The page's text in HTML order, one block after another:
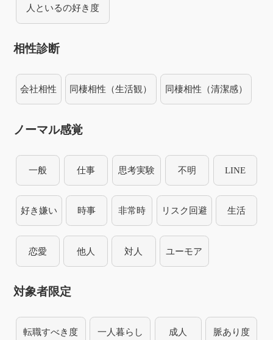
人といるの好き度
相性診断
会社相性 同棲相性（生活観） 同棲相性（清潔感）
ノーマル感覚
一般 仕事 思考実験 不明 LINE
好き嫌い 時事 非常時 リスク回避 生活
恋愛 他人 対人 ユーモア
対象者限定
転職すべき度 一人暮らし 成人 脈あり度